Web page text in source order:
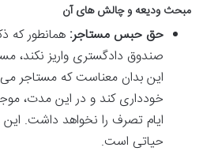
مبحث ودیعه و چالش های آن
حق حبس مستاجر: همانطور که
صندوق دادگستری واریز نکند،
این بدان معناست که مستاجر می
خودداری کند و در این مدت،
ایام تصرف را نخواهد داشت. این
حیاتی است.